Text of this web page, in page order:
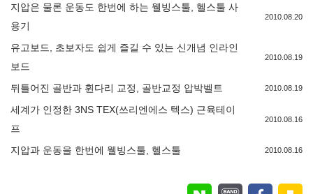
지압은 물론 운동도 한번에 하는 웰빙스툴, 헬스툴 사
용기
2010.08.20
유고보드, 초보자도 쉽게 즐길 수 있는 신개념 인라인
보드
2010.08.19
뒤틀어진 골반과 휜다리 교정, 골반교정 압박벨트 2010.08.19
세계가 인정한 3NS TEX(쓰리엔에스 텍스) 근육테이
프
2010.08.16
지압과 운동을 한번에 웰빙스툴, 헬스툴 2010.08.16